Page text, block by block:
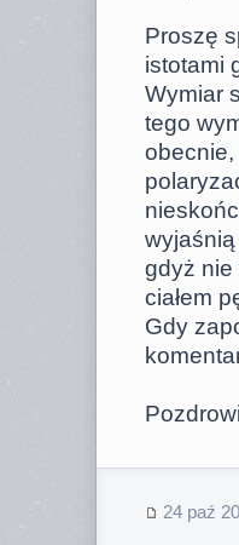
Proszę
istotami
Wymiar
tego
obecnie,
gdyż nie
ciałem
Gdy
24 paź